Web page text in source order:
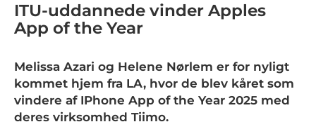
ITU-uddannede vinder Apples
App of the Year
Melissa Azari og Helene Nørlem er for nyligt
kommet hjem fra LA, hvor de blev kåret som
vindere af IPhone App of the Year 2025 med
deres virksomhed Tiimo.